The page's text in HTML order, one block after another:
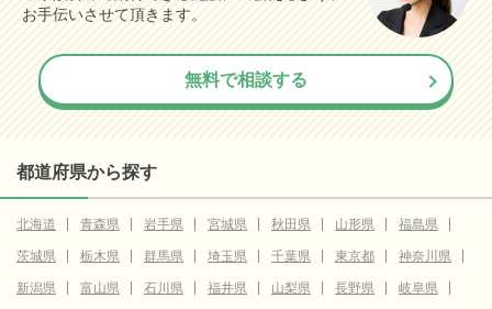
お手伝いさせて頂きます。
無料で相談する
都道府県から探す
北海道 青森県 岩手県 宮城県 秋田県 山形県
福島県
茨城県
栃木県 群馬県 埼玉県 千葉県 東京都
神奈川県
新潟県
富山県 石川県 福井県 山梨県 長野県
岐阜県